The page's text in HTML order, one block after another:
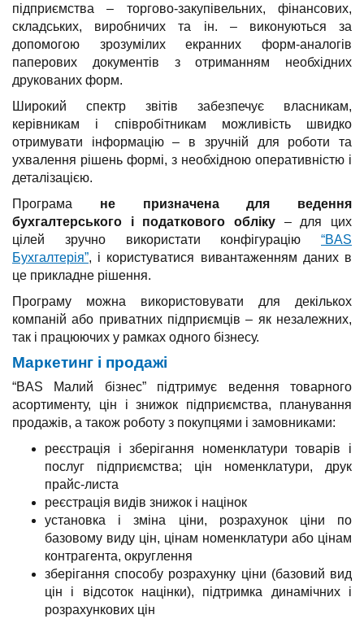
підприємства – торгово-закупівельних, фінансових,
складських, виробничих та ін. – виконуються за
допомогою зрозумілих екранних форм-аналогів
паперових документів з отриманням необхідних
друкованих форм.
Широкий спектр звітів забезпечує власникам,
керівникам і співробітникам можливість швидко
отримувати інформацію – в зручній для роботи та
ухвалення рішень формі, з необхідною оперативністю і
деталізацією.
Програма не призначена для ведення
бухгалтерського і податкового обліку – для цих
цілей зручно використати конфігурацію “BAS
Бухгалтерія”, і користуватися вивантаженням даних в
це прикладне рішення.
Програму можна використовувати для декількох
компаній або приватних підприємців – як незалежних,
так і працюючих у рамках одного бізнесу.
Маркетинг і продажі
“BAS Малий бізнес” підтримує ведення товарного
асортименту, цін і знижок підприємства, планування
продажів, а також роботу з покупцями і замовниками:
реєстрація і зберігання номенклатури товарів і
послуг підприємства; цін номенклатури, друк
прайс-листа
реєстрація видів знижок і націнок
установка і зміна ціни, розрахунок ціни по
базовому виду цін, цінам номенклатури або цінам
контрагента, округлення
зберігання способу розрахунку ціни (базовий вид
цін і відсоток націнки), підтримка динамічних і
розрахункових цін